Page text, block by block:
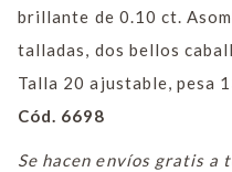
brillante de 0.10 ct.
talladas, dos bellos
Talla 20 ajustable, pesa
Cód. 6698
Se hacen envíos gratis a